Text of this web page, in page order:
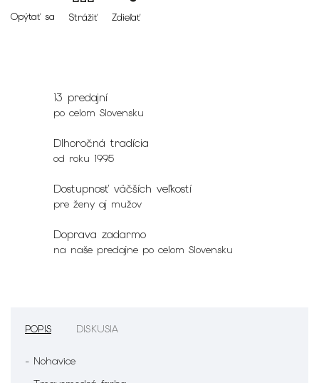
Opýtať sa Strážiť Zdieľať
13 predajní
po celom Slovensku
Dlhoročná tradícia
od roku 1995
Dostupnosť väčších veľkostí
pre ženy aj mužov
Doprava zadarmo
na naše predajne po celom Slovensku
POPIS DISKUSIA
- Nohavice